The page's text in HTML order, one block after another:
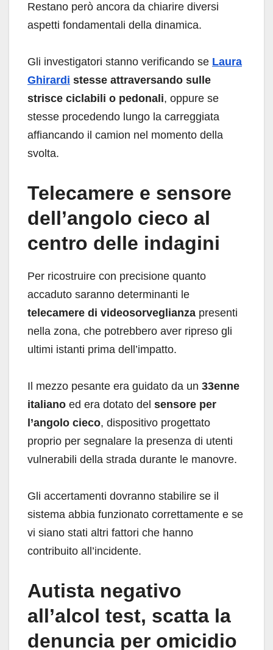
Restano però ancora da chiarire diversi
aspetti fondamentali della dinamica.
Gli investigatori stanno verificando se Laura
Ghirardi stesse attraversando sulle
strisce ciclabili o pedonali, oppure se
stesse procedendo lungo la carreggiata
affiancando il camion nel momento della
svolta.
Telecamere e sensore
dell’angolo cieco al
centro delle indagini
Per ricostruire con precisione quanto
accaduto saranno determinanti le
telecamere di videosorveglianza presenti
nella zona, che potrebbero aver ripreso gli
ultimi istanti prima dell’impatto.
Il mezzo pesante era guidato da un 33enne
italiano ed era dotato del sensore per
l’angolo cieco, dispositivo progettato
proprio per segnalare la presenza di utenti
vulnerabili della strada durante le manovre.
Gli accertamenti dovranno stabilire se il
sistema abbia funzionato correttamente e se
vi siano stati altri fattori che hanno
contribuito all’incidente.
Autista negativo
all’alcol test, scatta la
denuncia per omicidio